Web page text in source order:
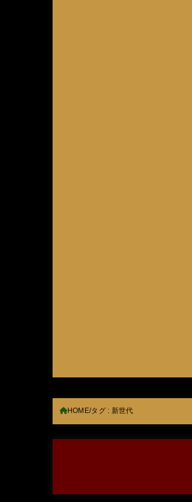
HOME タグ : 新世代